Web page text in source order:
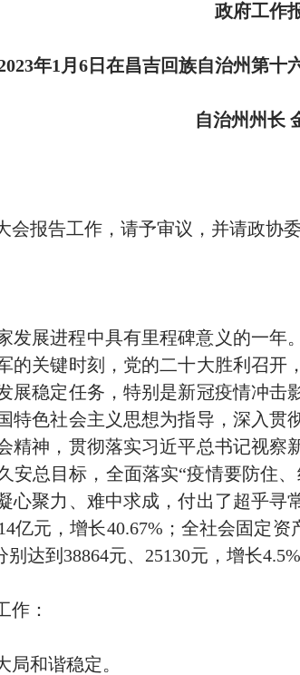
政府工作
年1 月 6 日在昌吉回族自治州第十
自治州州长
报告工作，请予审议，并请政协
发展进程中具有里程碑意义的一
的关键时刻，党的二十大胜利召
展稳定任务，特别是新冠疫情冲
特色社会主义思想为指导，深入
精神，贯彻落实习近平总书记视
安总目标，全面落实“疫情要防住
心聚力、难中求成，付出了超乎
亿元，增长40.67% ；全社会固定资
别达到 38864元、 25130元，增长4.5%
作：
局和谐稳定。